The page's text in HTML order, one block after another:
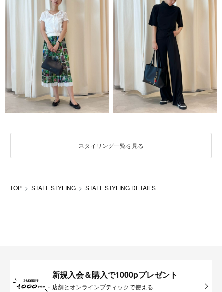
スタイリング一覧を見る
TOP STAFF STYLING STAFF STYLING DETAILS
新規入会＆購入で1000pプレゼント
店舗とオンラインブティックで使える